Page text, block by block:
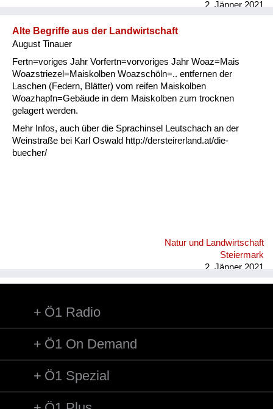
2. Jänner 2021
Alte Begriffe aus der Landwirtschaft
August Tinauer
Fertn=voriges Jahr Vorfertn=vorvoriges Jahr Woaz=Mais
Woazstriezel=Maiskolben Woazschöln=.. entfernen der
Laschen (Federn, Blätter) vom reifen Maiskolben
Woazhapfn=Gebäude in dem Maiskolben zum trocknen
gelagert werden.
Mehr Infos, auch über die Sprachinsel Leutschach an der
Weinstraße bei Karl Oswald http://dersteirerland.at/die-
buecher/
Natur und Landwirtschaft
Steiermark
2. Jänner 2021
Ö1 Radio
Ö1 On Demand
Ö1 Spezial